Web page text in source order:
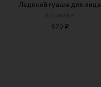
Ледяной гуаша для лица
Ecomake
620 ₽